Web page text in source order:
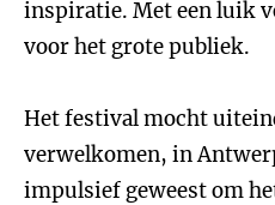
inspiratie. Met een luik
voor het grote publiek.
Het festival mocht
verwelkomen, in
impulsief geweest om